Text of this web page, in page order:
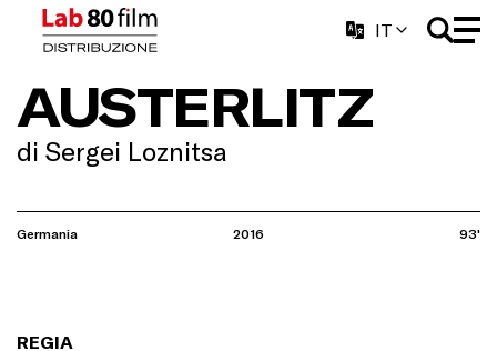
IT
AUSTERLITZ
di Sergei Loznitsa
Germania 2016 93'
REGIA